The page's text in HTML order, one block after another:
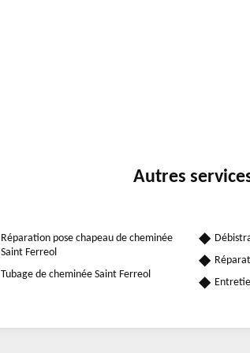
Autres
Réparation pose chapeau de cheminée
Saint Ferreol
Tubage de cheminée Saint Ferreol